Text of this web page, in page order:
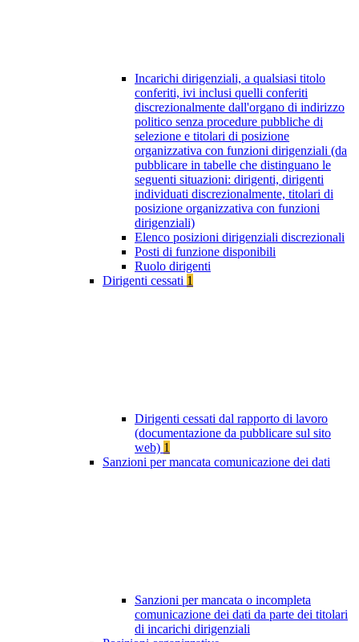
Incarichi dirigenziali, a qualsiasi titolo
conferiti, ivi inclusi quelli conferiti
discrezionalmente dall'organo di indirizzo
politico senza procedure pubbliche di
selezione e titolari di posizione
organizzativa con funzioni dirigenziali (da
pubblicare in tabelle che distinguano le
seguenti situazioni: dirigenti, dirigenti
individuati discrezionalmente, titolari di
posizione organizzativa con funzioni
dirigenziali)
Elenco posizioni dirigenziali discrezionali
Posti di funzione disponibili
Ruolo dirigenti
Dirigenti cessati 1
Dirigenti cessati dal rapporto di lavoro
(documentazione da pubblicare sul sito
web) 1
Sanzioni per mancata comunicazione dei dati
Sanzioni per mancata o incompleta
comunicazione dei dati da parte dei titolari
di incarichi dirigenziali